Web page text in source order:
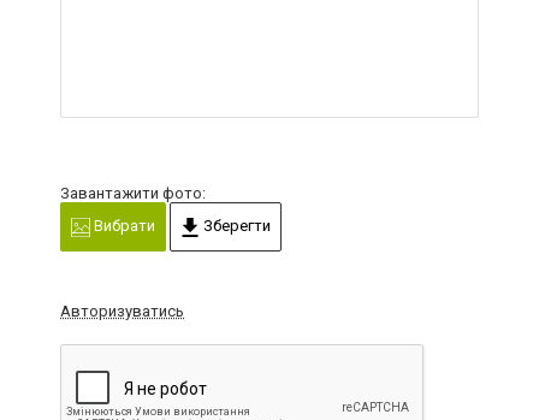
Завантажити фото:
Вибрати
Зберегти
Авторизуватись